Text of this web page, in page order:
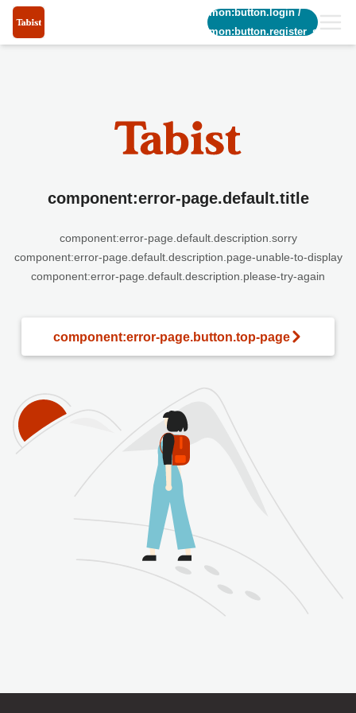
common:button.login/
common:button.register_short
component:error-page.default.title
component:error-page.default.description.sorry
component:error-page.default.description.page-unable-to-display
component:error-page.default.description.please-try-again
component:error-page.button.top-page